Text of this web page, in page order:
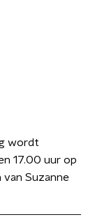
wordt
17.00 uur op
van Suzanne